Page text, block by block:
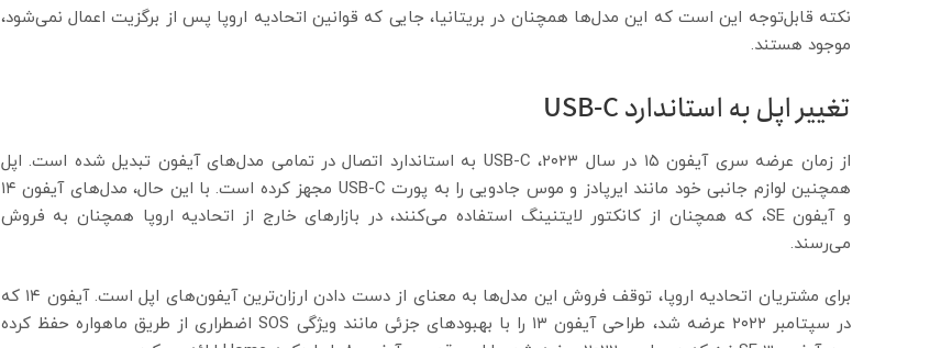
نکته قابل‌توجه این است که این مدل‌ها همچنان در بریتانیا، جایی که قوانین اتحادیه اروپا پس از برگزیت اعمال نمی‌شود،
موجود هستند.
تغییر اپل به استاندارد USB-C
از زمان عرضه سری آیفون ۱۵ در سال ۲۰۲۳، USB-C به استاندارد اتصال در تمامی مدل‌های آیفون تبدیل شده است. اپل
همچنین لوازم جانبی خود مانند ایرپادز و موس جادویی را به پورت USB-C مجهز کرده است. با این حال، مدل‌های آیفون ۱۴
و آیفون SE، که همچنان از کانکتور لایتنینگ استفاده می‌کنند، در بازارهای خارج از اتحادیه اروپا همچنان به فروش
می‌رسند.
برای مشتریان اتحادیه اروپا، توقف فروش این مدل‌ها به معنای از دست دادن ارزان‌ترین آیفون‌های اپل است. آیفون ۱۴ که
در سپتامبر ۲۰۲۲ عرضه شد، طراحی آیفون ۱۳ را با بهبودهای جزئی مانند ویژگی SOS اضطراری از طریق ماهواره حفظ کرده